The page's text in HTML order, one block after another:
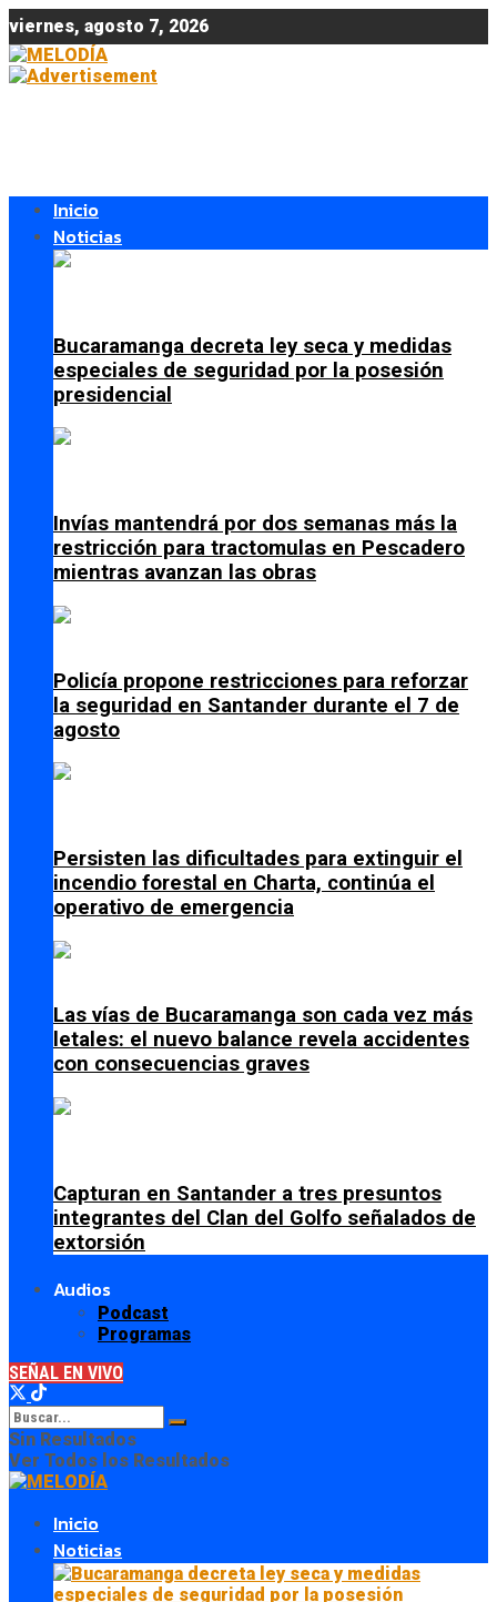
viernes, agosto 7, 2026
Inicio
Noticias
Bucaramanga decreta ley seca y medidas
especiales de seguridad por la posesión
presidencial
Invías mantendrá por dos semanas más la
restricción para tractomulas en Pescadero
mientras avanzan las obras
Policía propone restricciones para reforzar
la seguridad en Santander durante el 7 de
agosto
Persisten las dificultades para extinguir el
incendio forestal en Charta, continúa el
operativo de emergencia
Las vías de Bucaramanga son cada vez más
letales: el nuevo balance revela accidentes
con consecuencias graves
Capturan en Santander a tres presuntos
integrantes del Clan del Golfo señalados de
extorsión
Audios
Podcast
Programas
SEÑAL EN VIVO
Sin Resultados
Ver Todos los Resultados
Inicio
Noticias